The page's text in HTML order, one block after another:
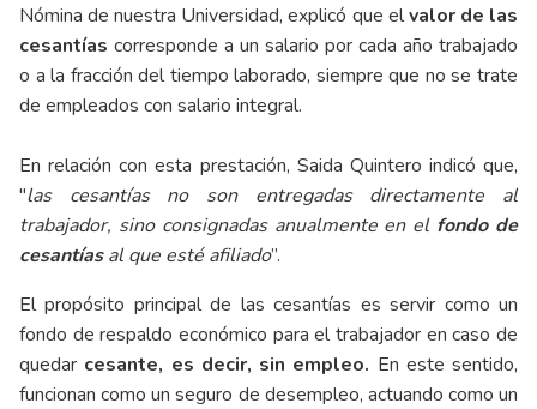
Nómina de nuestra Universidad, explicó que elvalor de las
cesantías corresponde a un salario por cada año trabajado
o a la fracción del tiempo laborado, siempre que no se trate
de empleados con salario integral.
En relación con esta prestación, Saida Quintero indicó que,
"las cesantías no son entregadas directamente al
trabajador, sino consignadas anualmente en el fondo de
cesantíasal que esté afiliado”.
El propósito principal de las cesantías es servir como un
fondo de respaldo económico para el trabajador en caso de
quedar cesante, es decir, sin empleo. En este sentido,
funcionan como un seguro de desempleo, actuando como un